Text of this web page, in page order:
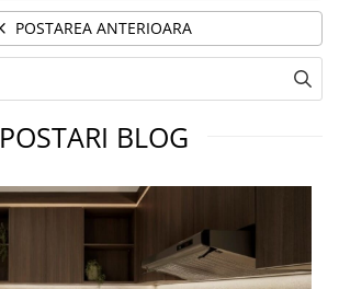
POSTAREA ANTERIOARA
POSTARI BLOG